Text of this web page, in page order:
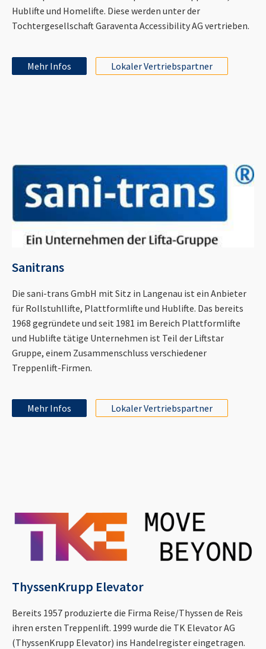
Hublifte und Homelifte. Diese werden unter der
Tochtergesellschaft Garaventa Accessibility AG vertrieben.
Mehr Infos Lokaler Vertriebspartner
Sanitrans
Die sani-trans GmbH mit Sitz in Langenau ist ein Anbieter
für Rollstuhllifte, Plattformlifte und Hublifte. Das bereits
1968 gegründete und seit 1981 im Bereich Plattformlifte
und Hublifte tätige Unternehmen ist Teil der Liftstar
Gruppe, einem Zusammenschluss verschiedener
Treppenlift-Firmen.
Mehr Infos Lokaler Vertriebspartner
ThyssenKrupp Elevator
Bereits 1957 produzierte die Firma Reise/Thyssen de Reis
ihren ersten Treppenlift. 1999 wurde die TK Elevator AG
(ThyssenKrupp Elevator) ins Handelregister eingetragen.